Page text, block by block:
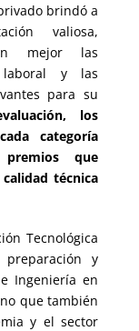
brindó a
valiosa,
mejor las
laboral y las
para su
los
categoría
premios que
técnica
Tecnológica
y
Ingeniería en
que también
y el sector